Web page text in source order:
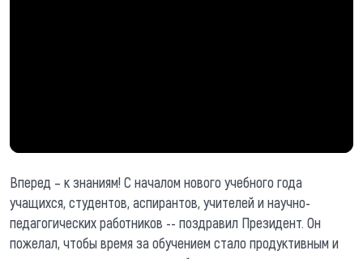
Вперед – к знаниям! С началом нового учебного года
учащихся, студентов, аспирантов, учителей и научно-
педагогических работников -- поздравил Президент. Он
пожелал, чтобы время за обучением стало продуктивным и